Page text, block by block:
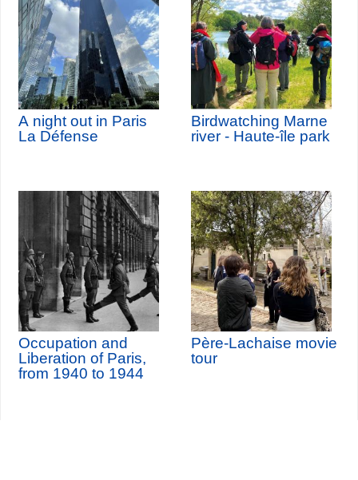
A night out in Paris
La Défense
Birdwatching Marne
river - Haute-île park
Occupation and
Liberation of Paris,
from 1940 to 1944
Père-Lachaise movie
tour